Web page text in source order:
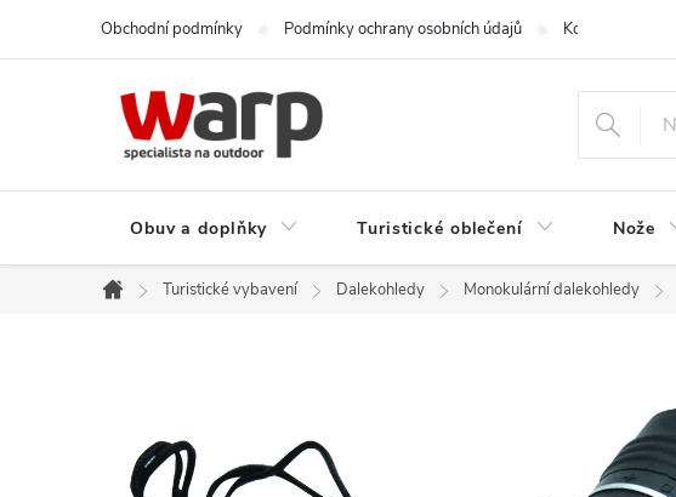
Obchodní podmínky Podmínky ochrany osobních údajů Kontakty
Obuv a doplňky Turistické oblečení Nože
Domů
Turistické vybavení Dalekohledy Monokulární dalekohledy